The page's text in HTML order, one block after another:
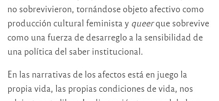
no sobrevivieron, tornándose objeto afectivo como
producción cultural feminista y queerque sobrevive
como una fuerza de desarreglo a la sensibilidad de
una política del saber institucional.
En las narrativas de los afectos está en juego la
propia vida, las propias condiciones de vida, nos